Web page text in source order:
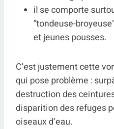
il se comporte
“tondeuse-
et jeunes pousses.
C’est justement cette
qui pose problème :
destruction des
disparition des refuges
oiseaux d’eau.